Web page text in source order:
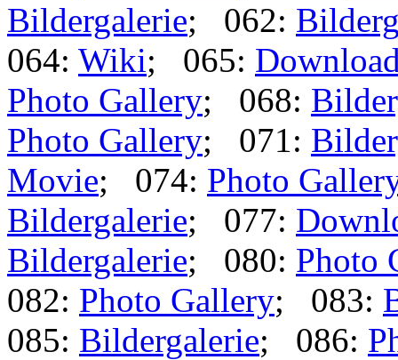
Bildergalerie; 062:
064: Wiki; 065:
Photo Gallery; 068:
Photo Gallery; 071:
Movie; 074: Photo
Bildergalerie; 077:
Bildergalerie; 080: Photo
082: Photo Gallery; 083:
085: Bildergalerie; 086: